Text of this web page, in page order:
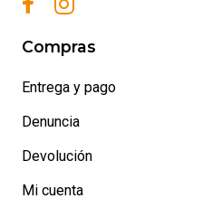
Compras
Entrega y pago
Denuncia
Devolución
Mi cuenta